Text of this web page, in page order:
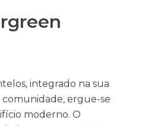
integrado na sua
ergue-se
moderno. O